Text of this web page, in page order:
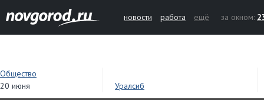
новости работа ещё за окном:
Общество
20 июня
Уралсиб